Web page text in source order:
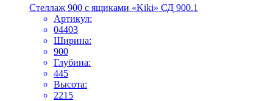
Стеллаж 900 с ящиками «Kiki» СД 900.1
Артикул:
04403
Ширина:
900
Глубина:
445
Высота:
2215